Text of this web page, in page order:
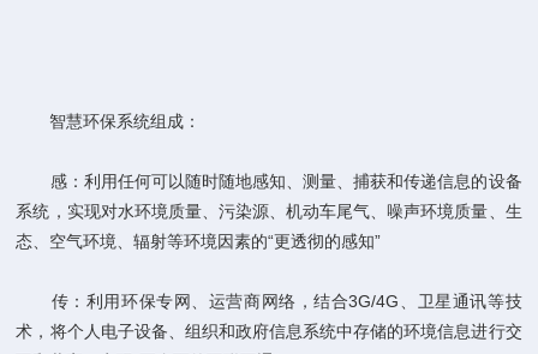
智慧环保系统组成：
感：利用任何可以随时随地感知、测量、捕获和传递信息的设备
系统，实现对水环境质量、污染源、机动车尾气、噪声环境质量、生
态、空气环境、辐射等环境因素的“更透彻的感知”
传：利用环保专网、运营商网络，结合3G/4G、卫星通讯等技
术，将个人电子设备、组织和政府信息系统中存储的环境信息进行交